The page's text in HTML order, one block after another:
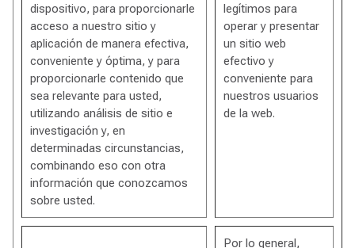
dispositivo, para proporcionarle
acceso a nuestro sitio y
aplicación de manera efectiva,
conveniente y óptima, y para
proporcionarle contenido que
sea relevante para usted,
utilizando análisis de sitio e
investigación y, en
determinadas circunstancias,
combinando eso con otra
información que conozcamos
sobre usted.
legítimos para
operar y presentar
un sitio web
efectivo y
conveniente para
nuestros usuarios
de la web.
Por lo general,